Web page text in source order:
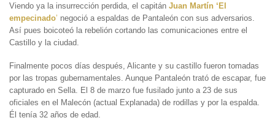
Viendo ya la insurrección perdida, el capitán Juan Martín ‘El
empecinado’ negoció a espaldas de Pantaleón con sus adversarios.
Así pues boicoteó la rebelión cortando las comunicaciones entre el
Castillo y la ciudad.
Finalmente pocos días después, Alicante y su castillo fueron tomadas
por las tropas gubernamentales. Aunque Pantaleón trató de escapar, fue
capturado en Sella. El 8 de marzo fue fusilado junto a 23 de sus
oficiales en el Malecón (actual Explanada) de rodillas y por la espalda.
Él tenía 32 años de edad.